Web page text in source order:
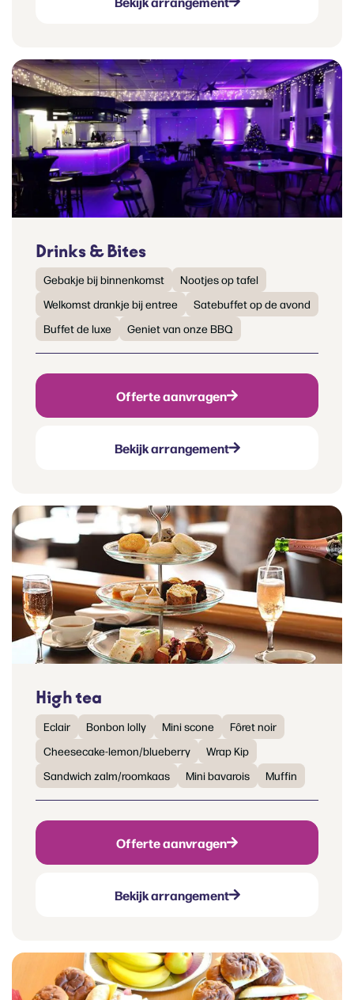
Drinks & Bites
Gebakje bij binnenkomst
Nootjes op tafel
Welkomst drankje bij entree
Satebuffet op de avond
Buffet de luxe
Geniet van onze BBQ
Offerte aanvragen
Bekijk arrangement
High tea
Eclair Bonbon lolly Mini scone
Fôret noir
Cheesecake-lemon/blueberry
Wrap Kip
Sandwich zalm/roomkaas
Mini bavarois Muffin
Offerte aanvragen
Bekijk arrangement